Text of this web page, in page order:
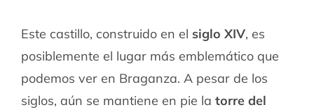
Este castillo, construido en el siglo XIV, es
posiblemente el lugar más emblemático que
podemos ver en Braganza. A pesar de los
siglos, aún se mantiene en pie la torre del